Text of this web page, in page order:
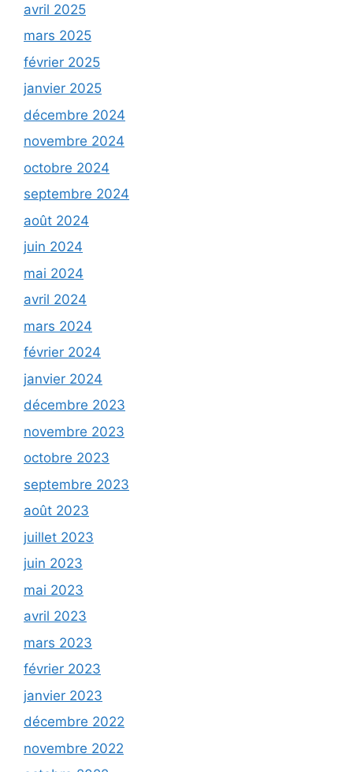
avril 2025
mars 2025
février 2025
janvier 2025
décembre 2024
novembre 2024
octobre 2024
septembre 2024
août 2024
juin 2024
mai 2024
avril 2024
mars 2024
février 2024
janvier 2024
décembre 2023
novembre 2023
octobre 2023
septembre 2023
août 2023
juillet 2023
juin 2023
mai 2023
avril 2023
mars 2023
février 2023
janvier 2023
décembre 2022
novembre 2022